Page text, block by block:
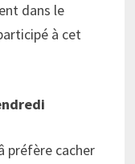
dans le
à cet
préfère cacher